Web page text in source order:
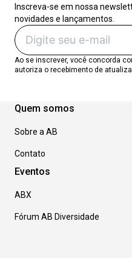
Inscreva-se em nossa
novidades e lançamentos.
Ao se inscrever, você concorda
autoriza o recebimento de
Quem somos
Sobre a AB
Contato
Eventos
ABX
Fórum AB Diversidade